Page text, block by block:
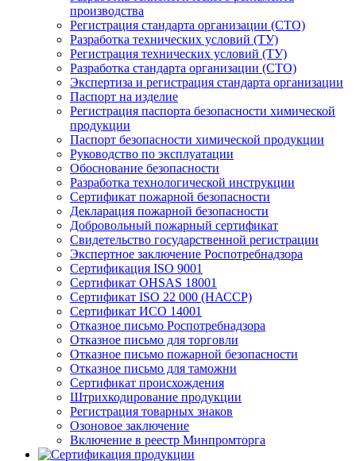
производства
Регистрация стандарта организации (СТО)
Разработка технических условий (ТУ)
Регистрация технических условий (ТУ)
Разработка стандарта организации (СТО)
Экспертиза и регистрация стандарта организации
Паспорт на изделие
Регистрация паспорта безопасности химической
продукции
Паспорт безопасности химической продукции
Руководство по эксплуатации
Обоснование безопасности
Разработка технологической инструкции
Сертификат пожарной безопасности
Декларация пожарной безопасности
Добровольный пожарный сертификат
Свидетельство государственной регистрации
Экспертное заключение Роспотребнадзора
Сертификация ISO 9001
Сертификат OHSAS 18001
Сертификат ISO 22 000 (НАССР)
Сертификат ИСО 14001
Отказное письмо Роспотребнадзора
Отказное письмо для торговли
Отказное письмо пожарной безопасности
Отказное письмо для таможни
Сертификат происхождения
Штрихкодирование продукции
Регистрация товарных знаков
Озоновое заключение
Включение в реестр Минпромторга